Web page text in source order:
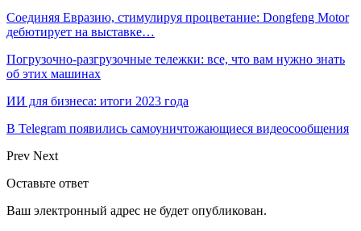
Соединяя Евразию, стимулируя процветание: Dongfeng Motor
дебютирует на выставке…
Погрузочно-разгрузочные тележки: все, что вам нужно знать
об этих машинах
ИИ для бизнеса: итоги 2023 года
В Telegram появились самоуничтожающиеся видеосообщения
Prev Next
Оставьте ответ
Ваш электронный адрес не будет опубликован.